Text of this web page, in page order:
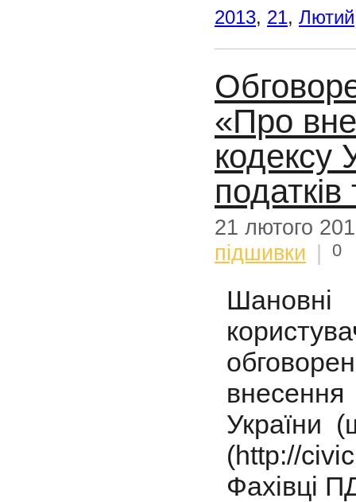
2013, 21, Лютий
«Про
кодексу
21 лютого
підшивки
0
України
(http://
Фахівці